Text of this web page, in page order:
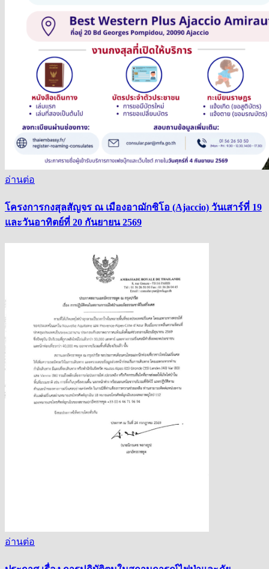
อ่านต่อ
โครงการกงสุลสัญจร ณ เมืองอาฌักซิโอ (Ajaccio) วันเสาร์ที่ 19
และวันอาทิตย์ที่ 20 กันยายน 2569
อ่านต่อ